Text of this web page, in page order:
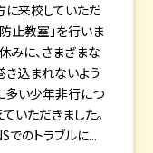
に来校していただ
止教室」を行いま
みに、さまざまな
き込まれないよう
多い少年非行につ
いただきました。
でのトラブルに...